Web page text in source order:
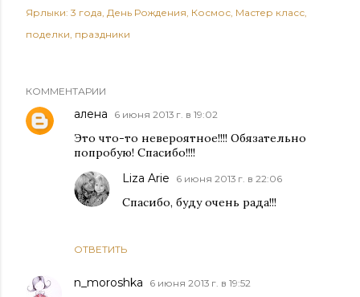
Ярлыки: 3 года День Рождения Космос Мастер класс
поделки праздники
КОММЕНТАРИИ
алена 6 июня 2013 г. в 19:02
Это что-то невероятное!!!! Обязательно
попробую! Спасибо!!!!
ОТВЕТИТЬ
Liza Arie 6 июня 2013 г. в 22:06
Спасибо, буду очень рада!!!
n_moroshka 6 июня 2013 г. в 19:52